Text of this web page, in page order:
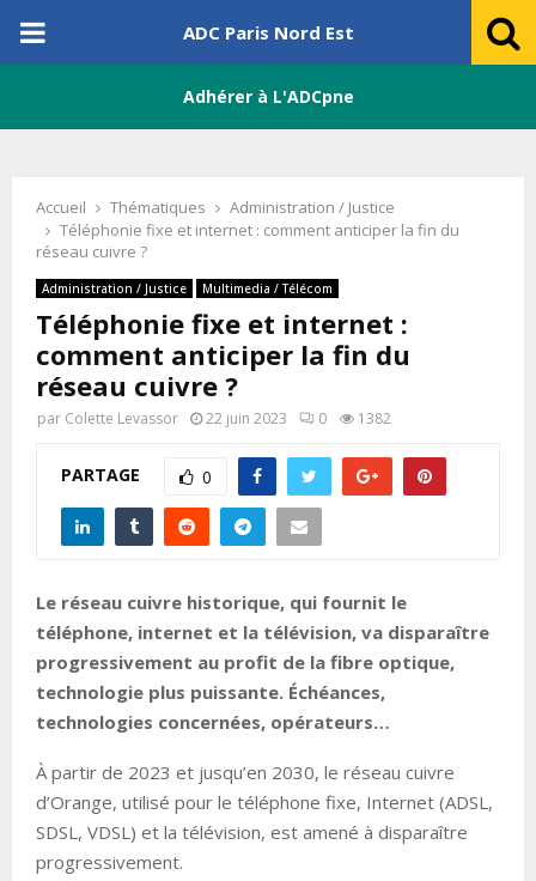
PRIMARY
ADC Paris Nord Est
Adhérer à L'ADCpne
Accueil Thématiques
Administration / Justice
Téléphonie fixe et internet : comment anticiper la fin du
réseau cuivre ?
Administration / Justice Multimedia / Télécom
Téléphonie fixe et internet :
comment anticiper la fin du
réseau cuivre ?
par Colette Levassor 22 juin 2023 0 1382
PARTAGE 0
Le réseau cuivre historique, qui fournit le
téléphone, internet et la télévision, va disparaître
progressivement au profit de la fibre optique,
technologie plus puissante. Échéances,
technologies concernées, opérateurs…
À partir de 2023 et jusqu’en 2030, le réseau cuivre
d’Orange, utilisé pour le téléphone fixe, Internet (ADSL,
SDSL, VDSL) et la télévision, est amené à disparaître
progressivement.